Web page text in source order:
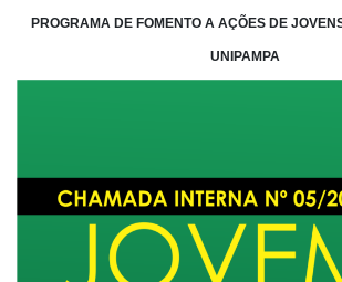
PROGRAMA DE FOMENTO A AÇÕES DE
UNIPAMPA